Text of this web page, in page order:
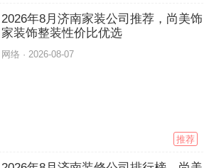
2026年8月济南家装公司推荐，尚美饰
家装饰整装性价比优选
网络 ·2026-08-07
推荐